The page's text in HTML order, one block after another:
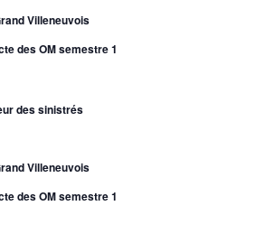
Villeneuvois
des OM semestre 1
des sinistrés
Villeneuvois
des OM semestre 1